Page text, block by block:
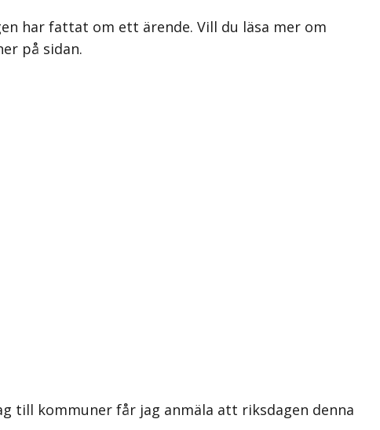
har fattat om ett ärende. Vill du läsa mer om
på sidan.
till kommuner får jag anmäla att riksdagen denna